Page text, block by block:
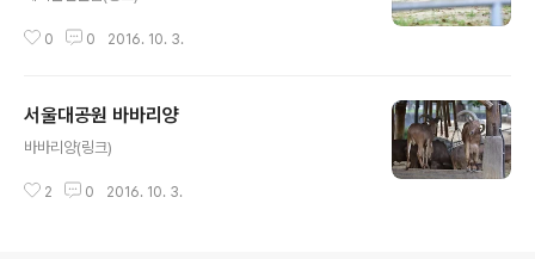
0 0 2016. 10. 3.
서울대공원 바바리양
바바리양(링크)
2 0 2016. 10. 3.